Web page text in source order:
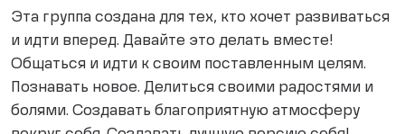
Эта группа создана для тех, кто хочет развиваться
и идти вперед. Давайте это делать вместе!
Общаться и идти к своим поставленным целям.
Познавать новое. Делиться своими радостями и
болями. Создавать благоприятную атмосферу